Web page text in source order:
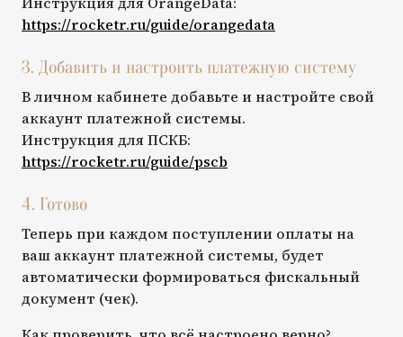
https://rocketr.ru/guide/orangedata
3. Добавить и настроить платежную систему
В личном кабинете добавьте и настройте свой
аккаунт платежной системы.
Инструкция дляПСКБ:
https://rocketr.ru/guide/pscb
4. Готово
Теперь при каждом поступлении оплаты на
ваш аккаунт платежной системы, будет
автоматически формироваться фискальный
документ (чек).